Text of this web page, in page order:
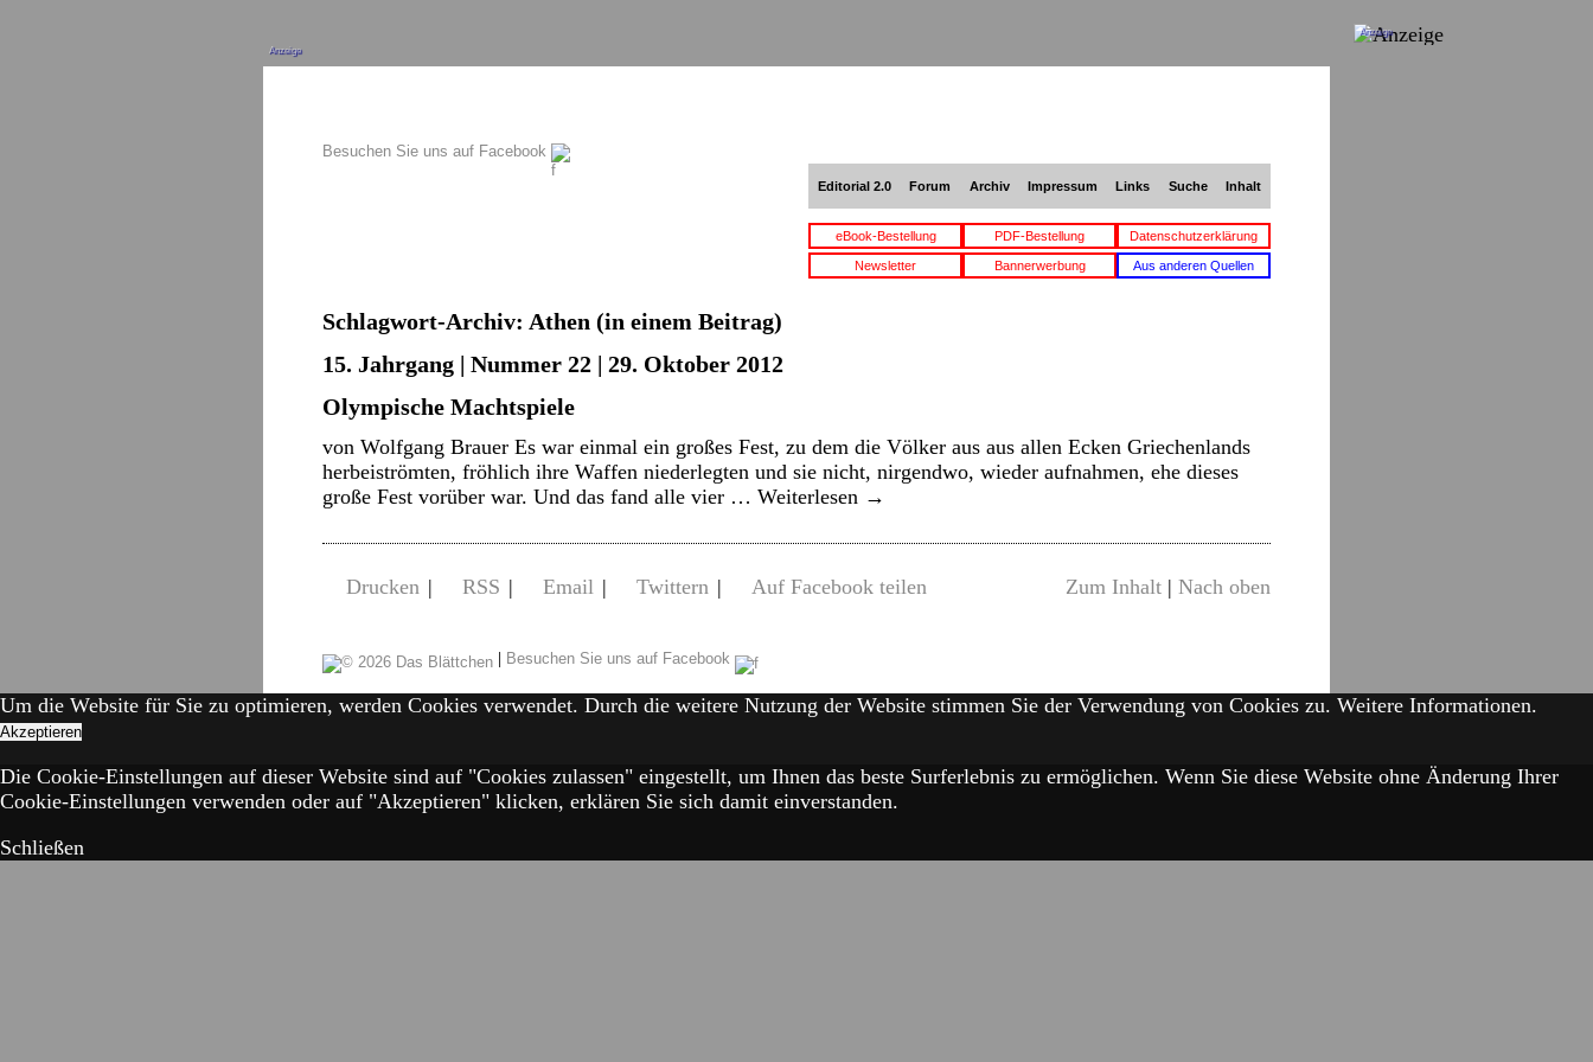
Anzeige
Besuchen Sie uns auf Facebook
Editorial 2.0 Forum Archiv Impressum Links Suche Inhalt
eBook-Bestellung PDF-Bestellung Datenschutzerklärung
Newsletter Bannerwerbung Aus anderen Quellen
Schlagwort-Archiv: Athen (in einem Beitrag)
15. Jahrgang | Nummer 22 | 29. Oktober 2012
Olympische Machtspiele
von Wolfgang Brauer Es war einmal ein großes Fest, zu dem die Völker aus aus allen Ecken Griechenlands
herbeiströmten, fröhlich ihre Waffen niederlegten und sie nicht, nirgendwo, wieder aufnahmen, ehe dieses
große Fest vorüber war. Und das fand alle vier … Weiterlesen →
Drucken | RSS | Email | Twittern | Auf Facebook teilen Zum Inhalt | Nach oben
| Besuchen Sie uns auf Facebook
Anzeige
Um die Website für Sie zu optimieren, werden Cookies verwendet. Durch die weitere Nutzung der Website stimmen Sie der Verwendung von Cookies zu. Weitere Informationen.
Akzeptieren
Die Cookie-Einstellungen auf dieser Website sind auf "Cookies zulassen" eingestellt, um Ihnen das beste Surferlebnis zu ermöglichen. Wenn Sie diese Website ohne Änderung Ihrer
Cookie-Einstellungen verwenden oder auf "Akzeptieren" klicken, erklären Sie sich damit einverstanden.
Schließen